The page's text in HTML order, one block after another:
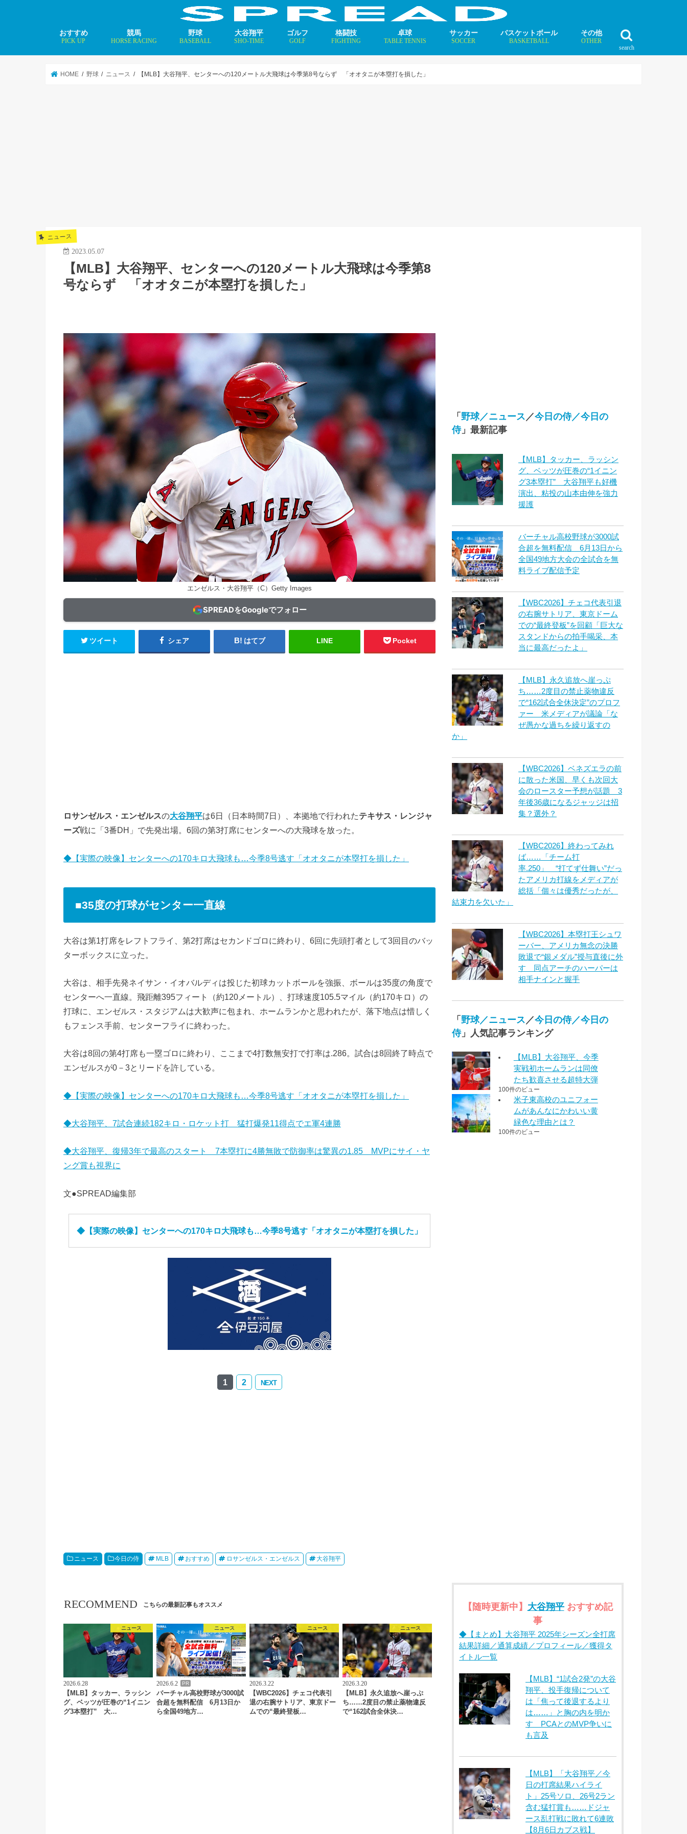
search
おすすめ
PICK UP
競馬
HORSE RACING
野球
BASEBALL
大谷翔平
SHO-TIME
ゴルフ
GOLF
格闘技
FIGHTING
卓球
TABLE TENNIS
サッカー
SOCCER
バスケットボール
BASKETBALL
その他
OTHER
HOME 野球 ニュース 【MLB】大谷翔平、センターへの120メートル大飛球は今季第8号ならず 「オオタニが本塁打を損した」
ニュース
2023.05.07
【MLB】大谷翔平、センターへの120メートル大飛球は今季第8
号ならず 「オオタニが本塁打を損した」
エンゼルス・大谷翔平（C）Getty Images
SPREADをGoogleでフォロー
ツイート シェア はてブ LINE Pocket
ロサンゼルス・エンゼルスの大谷翔平は6日（日本時間7日）、本拠地で行われたテキサス・レンジャ
ーズ戦に「3番DH」で先発出場。6回の第3打席にセンターへの大飛球を放った。
◆【実際の映像】センターへの170キロ大飛球も…今季8号逃す「オオタニが本塁打を損した」
■35度の打球がセンター一直線
大谷は第1打席をレフトフライ、第2打席はセカンドゴロに終わり、6回に先頭打者として3回目のバッ
ターボックスに立った。
大谷は、相手先発ネイサン・イオバルディは投じた初球カットボールを強振、ボールは35度の角度で
センターへ一直線。飛距離395フィート（約120メートル）、打球速度105.5マイル（約170キロ）の
打球に、エンゼルス・スタジアムは大歓声に包まれ、ホームランかと思われたが、落下地点は惜しく
もフェンス手前、センターフライに終わった。
大谷は8回の第4打席も一塁ゴロに終わり、ここまで4打数無安打で打率は.286。試合は8回終了時点で
エンゼルスが0－3とリードを許している。
◆【実際の映像】センターへの170キロ大飛球も…今季8号逃す「オオタニが本塁打を損した」
◆大谷翔平、7試合連続182キロ・ロケット打 猛打爆発11得点でエ軍4連勝
◆大谷翔平、復帰3年で最高のスタート 7本塁打に4勝無敗で防御率は驚異の1.85 MVPにサイ・ヤ
ング賞も視界に
文●SPREAD編集部
◆【実際の映像】センターへの170キロ大飛球も…今季8号逃す「オオタニが本塁打を損した」
1 2 NEXT
ニュース 今日の侍 MLB おすすめ ロサンゼルス・エンゼルス 大谷翔平
RECOMMEND こちらの最新記事もオススメ
ニュース
2026.6.28
【MLB】タッカー、ラッシン
グ、ベッツが圧巻の“1イニン
グ3本塁打” 大…
ニュース
2026.6.2 PR
バーチャル高校野球が3000試
合超を無料配信 6月13日か
ら全国49地方…
ニュース
2026.3.22
【WBC2026】チェコ代表引
退の右腕サトリア、東京ドー
ムでの“最終登板…
ニュース
2026.3.20
【MLB】永久追放へ崖っぷ
ち……2度目の禁止薬物違反
で“162試合全休決…
「 野球／ニュース ／今日の侍／今日の
侍」最新記事
【MLB】タッカー、ラッシン
グ、ベッツが圧巻の“1イニン
グ3本塁打” 大谷翔平も好機
演出、粘投の山本由伸を強力
援護
バーチャル高校野球が3000試
合超を無料配信 6月13日から
全国49地方大会の全試合を無
料ライブ配信予定
【WBC2026】チェコ代表引退
の右腕サトリア、東京ドーム
での“最終登板”を回顧「巨大な
スタンドからの拍手喝采、本
当に最高だったよ」
【MLB】永久追放へ崖っぷ
ち……2度目の禁止薬物違反
で“162試合全休決定”のプロフ
ァー 米メディアが議論「な
ぜ愚かな過ちを繰り返すの
か」
【WBC2026】ベネズエラの前
に散った米国、早くも次回大
会のロースター予想が話題 3
年後36歳になるジャッジは招
集？選外？
【WBC2026】終わってみれ
ば……「チーム打
率.250」 “打てず仕舞い”だっ
たアメリカ打線をメディアが
総括「個々は優秀だったが、
結束力を欠いた」
【WBC2026】本塁打王シュワ
ーバー、アメリカ無念の決勝
敗退で“銀メダル”授与直後に外
す 同点アーチのハーパーは
相手ナインと握手
「 野球／ニュース ／今日の侍／今日の
侍」人気記事ランキング
【MLB】大谷翔平、今季
実戦初ホームランは同僚
たち歓喜させる超特大弾
100件のビュー
米子東高校のユニフォー
ムがあんなにかわいい黄
緑色な理由とは？
100件のビュー
【随時更新中】 大谷翔平おすすめ記
事
◆【まとめ】大谷翔平 2025年シーズン全打席
結果詳細／通算成績／プロフィール／獲得タ
イトル一覧
【MLB】“1試合2発”の大谷
翔平、投手復帰について
は「焦って後退するより
は……」と胸の内を明か
す PCAとのMVP争いに
も言及
【MLB】「大谷翔平／今
日の打席結果ハイライ
ト」25号ソロ、26号2ラン
含む猛打賞も……ドジャ
ース乱打戦に敗れて6連敗
【8月6日カブス戦】